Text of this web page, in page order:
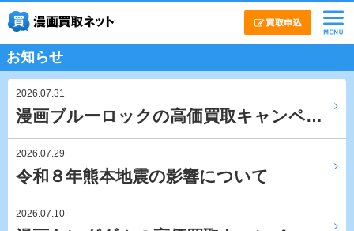
お知らせ
2026.07.31
漫画ブルーロックの高価買取キャンペ…
2026.07.29
令和８年熊本地震の影響について
2026.07.10